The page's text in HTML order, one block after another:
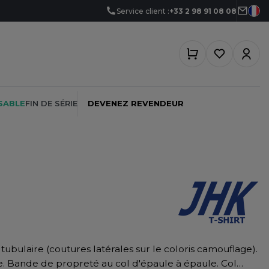
Service client :+33 2 98 91 08 08
SWEAT-SHIRT
SPLASHMACS
RESTAURATION
SANTÉ
FIN DE SÉRIE DEVENEZ REVENDEUR
Bande de propreté au col d'épaule à épaule. Col